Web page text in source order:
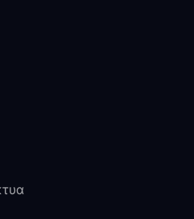
Express 4K+:
OS 10 και νεότερο
λειτουργικότητα
Roku
ιδανικός για